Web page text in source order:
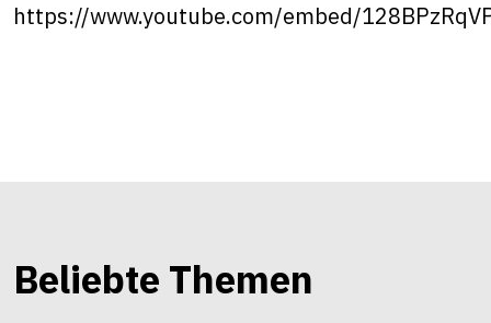
https://www.youtube.com/embed/
Beliebte Themen